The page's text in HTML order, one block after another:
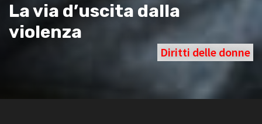
La via d’uscita dalla
violenza
Diritti delle donne